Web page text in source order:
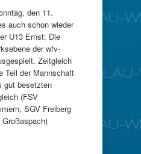
den 11.
auch schon wieder
U13 Ernst: Die
der wfv-
Zeitgleich
Teil der Mannschaft
gut besetzten
(FSV
SGV Freiberg